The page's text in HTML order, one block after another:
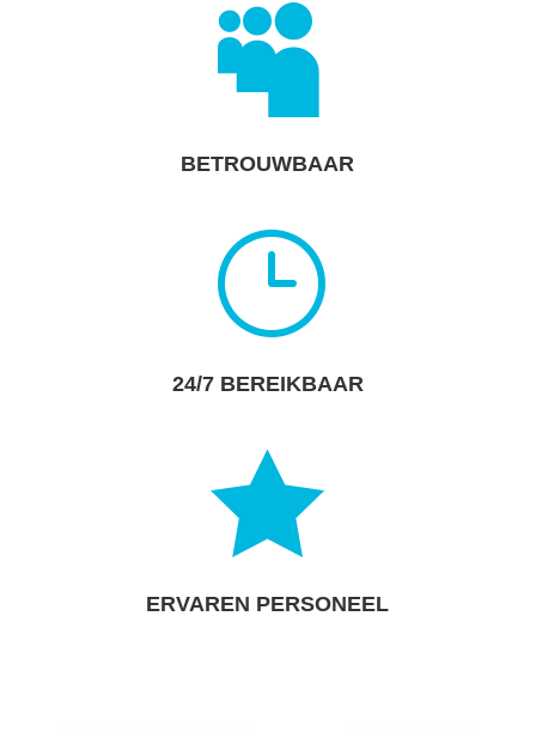

BETROUWBAAR
}
24/7 BEREIKBAAR

ERVAREN PERSONEEL